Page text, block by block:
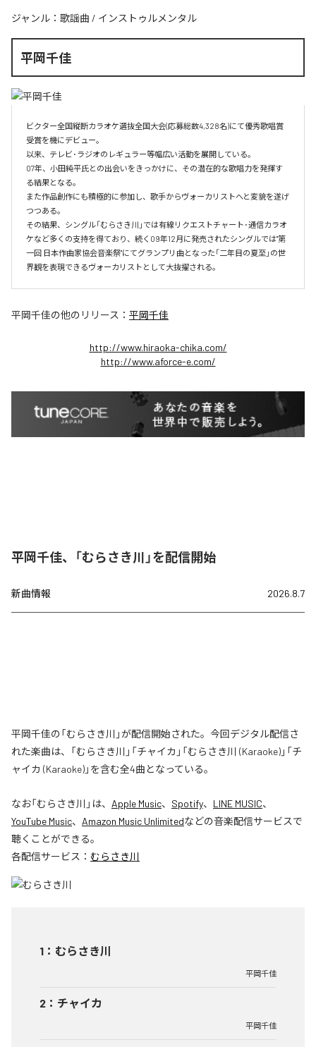
ジャンル： 歌謡曲 / インストゥルメンタル
平岡千佳
ビクター全国縦断カラオケ選抜全国大会(応募総数4,328名)にて優秀歌唱賞
受賞を機にデビュー。
以来、テレビ･ラジオのレギュラー等幅広い活動を展開している。
07年、小田純平氏との出会いをきっかけに、その潜在的な歌唱力を発揮す
る結果となる。
また作品創作にも積極的に参加し、歌手からヴォーカリストへと変貌を遂げ
つつある。
その結果、シングル「むらさき川」では有線リクエストチャート･通信カラオ
ケなど多くの支持を得ており、続く09年12月に発売されたシングルでは"第
一回 日本作曲家協会音楽祭"にてグランプリ曲となった「二年目の夏至」の世
界観を表現できるヴォーカリストとして大抜擢される。
平岡千佳の他のリリース： 平岡千佳
http://www.hiraoka-chika.com/
http://www.aforce-e.com/
平岡千佳、「むらさき川」を配信開始
新曲情報 2026.8.7
平岡千佳の「むらさき川」が配信開始された。今回デジタル配信さ
れた楽曲は、「むらさき川」「チャイカ」「むらさき川 (Karaoke)」「チ
ャイカ (Karaoke)」を含む全4曲となっている。
なお「むらさき川 」は、 Apple Music、 Spotify、 LINE MUSIC、
YouTube Music、 Amazon Music Unlimitedなどの音楽配信サービスで
聴くことができる。
各配信サービス： むらさき川
1 ： むらさき川
平岡千佳
2 ： チャイカ
平岡千佳